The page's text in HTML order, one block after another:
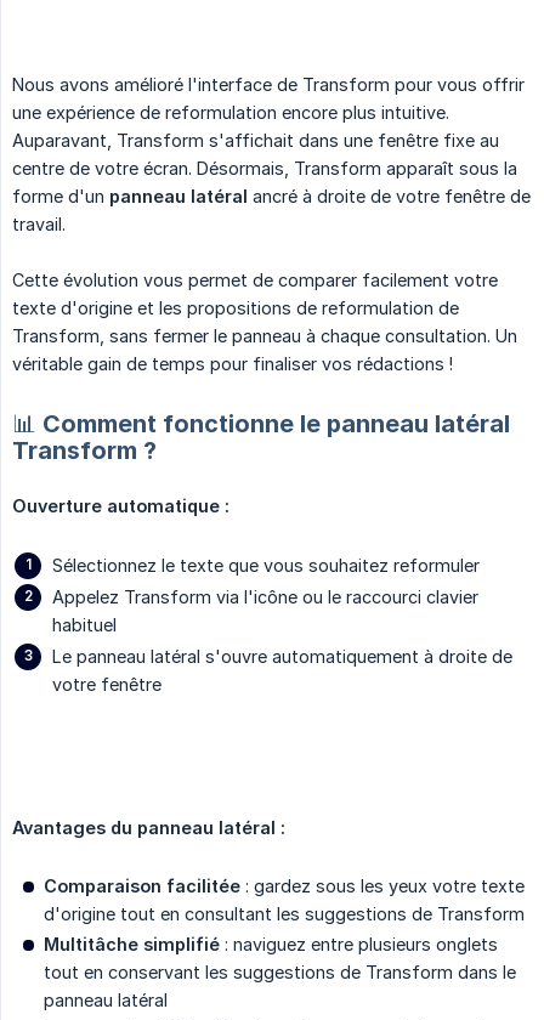
Nous avons amélioré l'interface de Transform pour vous offrir
une expérience de reformulation encore plus intuitive.
Auparavant, Transform s'affichait dans une fenêtre fixe au
centre de votre écran. Désormais, Transform apparaît sous la
forme d'un panneau latéral ancré à droite de votre fenêtre de
travail.
Cette évolution vous permet de comparer facilement votre
texte d'origine et les propositions de reformulation de
Transform, sans fermer le panneau à chaque consultation. Un
véritable gain de temps pour finaliser vos rédactions !
📊 Comment fonctionne le panneau latéral
Transform ?
Ouverture automatique :
Sélectionnez le texte que vous souhaitez reformuler
Appelez Transform via l'icône ou le raccourci clavier
habituel
Le panneau latéral s'ouvre automatiquement à droite de
votre fenêtre
Avantages du panneau latéral :
Comparaison facilitée : gardez sous les yeux votre texte
d'origine tout en consultant les suggestions de Transform
Multitâche simplifié : naviguez entre plusieurs onglets
tout en conservant les suggestions de Transform dans le
panneau latéral